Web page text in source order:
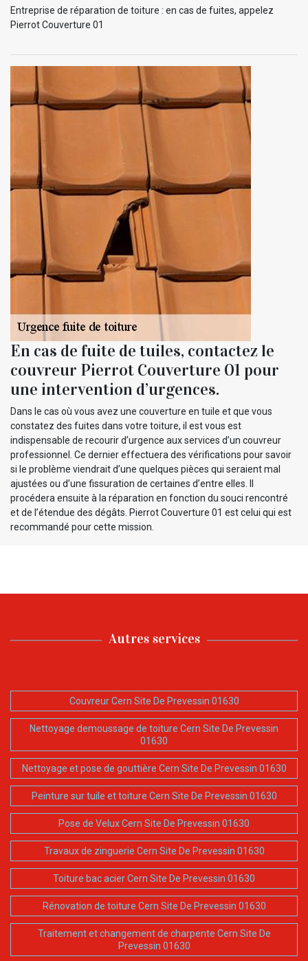
Entreprise de réparation de toiture : en cas de fuites, appelez
Pierrot Couverture 01
En cas de fuite de tuiles, contactez le
couvreur Pierrot Couverture 01 pour
une intervention d’urgences.
Dans le cas où vous avez une couverture en tuile et que vous
constatez des fuites dans votre toiture, il est vous est
indispensable de recourir d’urgence aux services d’un couvreur
professionnel. Ce dernier effectuera des vérifications pour savoir
si le problème viendrait d’une quelques pièces qui seraient mal
ajustées ou d’une fissuration de certaines d’entre elles. Il
procédera ensuite à la réparation en fonction du souci rencontré
et de l’étendue des dégâts. Pierrot Couverture 01 est celui qui est
recommandé pour cette mission.
Autres services
Couvreur Cern Site De Prevessin 01630
Nettoyage demoussage de toiture Cern Site De Prevessin
01630
Nettoyage et pose de gouttière Cern Site De Prevessin 01630
Peinture sur tuile et toiture Cern Site De Prevessin 01630
Pose de Velux Cern Site De Prevessin 01630
Travaux de zinguerie Cern Site De Prevessin 01630
Toiture bac acier Cern Site De Prevessin 01630
Rénovation de toiture Cern Site De Prevessin 01630
Traitement et changement de charpente Cern Site De
Prevessin 01630